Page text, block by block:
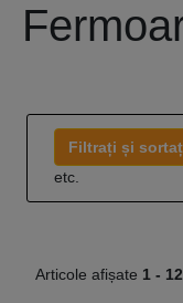
Filtrați și
etc.
Articole afișate 1 - 12